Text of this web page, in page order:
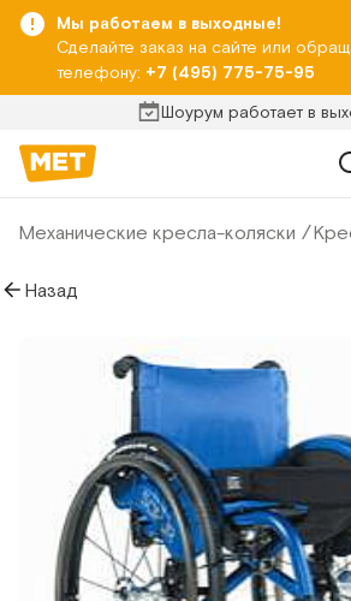
Мы работаем в выходные!
Сделайте заказ на сайте или
телефону: +7 (495) 775-75-95
Шоурум работает в
Механические кресла-коляски
Назад